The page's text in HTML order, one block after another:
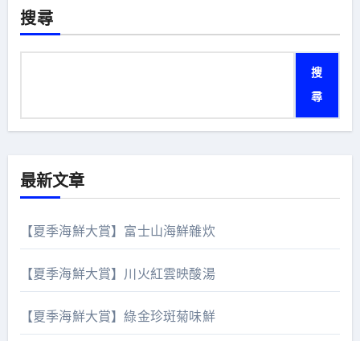
搜尋
搜
尋
最新文章
【夏季海鮮大賞】富士山海鮮雜炊
【夏季海鮮大賞】川火紅雲映酸湯
【夏季海鮮大賞】綠金珍斑菊味鮮